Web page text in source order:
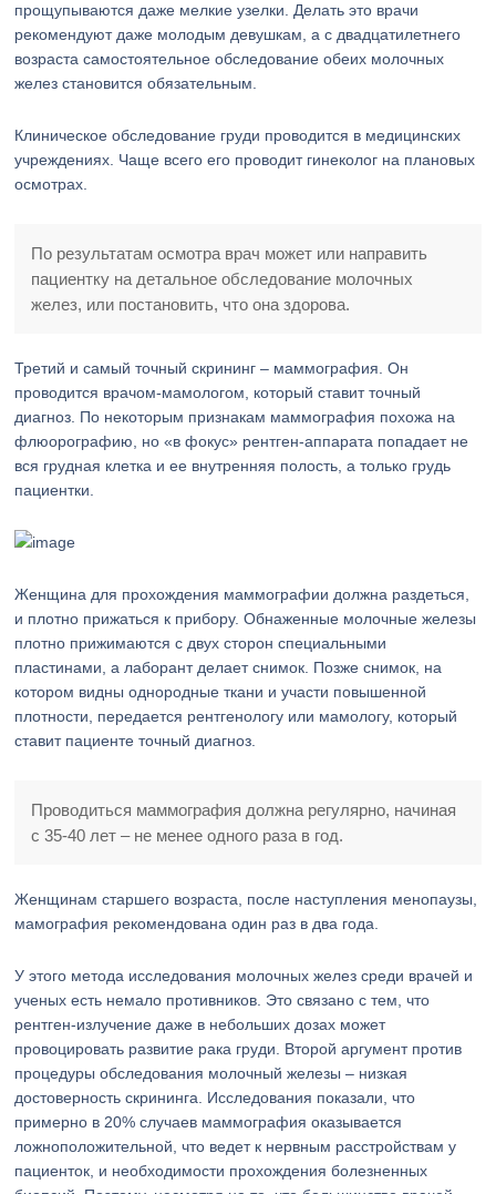
прощупываются даже мелкие узелки. Делать это врачи
рекомендуют даже молодым девушкам, а с двадцатилетнего
возраста самостоятельное обследование обеих молочных
желез становится обязательным.
Клиническое обследование груди проводится в медицинских
учреждениях. Чаще всего его проводит гинеколог на плановых
осмотрах.
По результатам осмотра врач может или направить
пациентку на детальное обследование молочных
желез, или постановить, что она здорова.
Третий и самый точный скрининг – маммография. Он
проводится врачом-мамологом, который ставит точный
диагноз. По некоторым признакам маммография похожа на
флюорографию, но «в фокус» рентген-аппарата попадает не
вся грудная клетка и ее внутренняя полость, а только грудь
пациентки.
Женщина для прохождения маммографии должна раздеться,
и плотно прижаться к прибору. Обнаженные молочные железы
плотно прижимаются с двух сторон специальными
пластинами, а лаборант делает снимок. Позже снимок, на
котором видны однородные ткани и участи повышенной
плотности, передается рентгенологу или мамологу, который
ставит пациенте точный диагноз.
Проводиться маммография должна регулярно, начиная
с 35-40 лет – не менее одного раза в год.
Женщинам старшего возраста, после наступления менопаузы,
мамография рекомендована один раз в два года.
У этого метода исследования молочных желез среди врачей и
ученых есть немало противников. Это связано с тем, что
рентген-излучение даже в небольших дозах может
провоцировать развитие рака груди. Второй аргумент против
процедуры обследования молочный железы – низкая
достоверность скрининга. Исследования показали, что
примерно в 20% случаев маммография оказывается
ложноположительной, что ведет к нервным расстройствам у
пациенток, и необходимости прохождения болезненных